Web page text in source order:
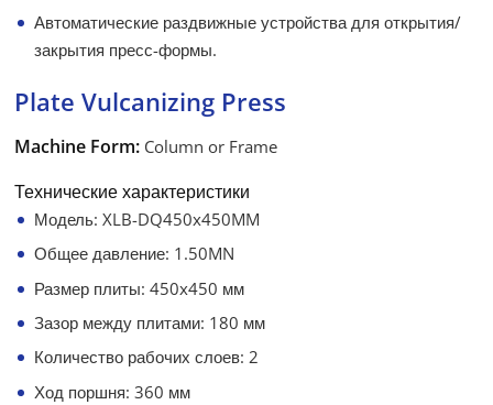
Автоматические раздвижные устройства для открытия/
закрытия пресс-формы.
Plate Vulcanizing Press
Machine Form: Column or Frame
Технические характеристики
Модель: XLB-DQ450x450MM
Общее давление: 1.50MN
Размер плиты: 450x450 мм
Зазор между плитами: 180 мм
Количество рабочих слоев: 2
Ход поршня: 360 мм